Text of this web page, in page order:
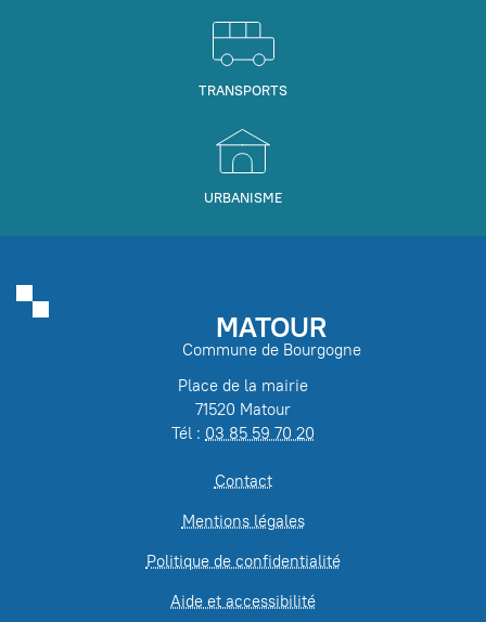
TRANSPORTS
URBANISME
MATOUR
Commune de Bourgogne
Place de la mairie
71520 Matour
Tél : 03 85 59 70 20
Contact
Mentions légales
Politique de confidentialité
Aide et accessibilité